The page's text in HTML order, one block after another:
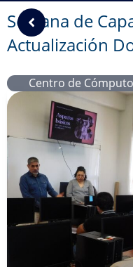
Semana de
Actualización
Centro de